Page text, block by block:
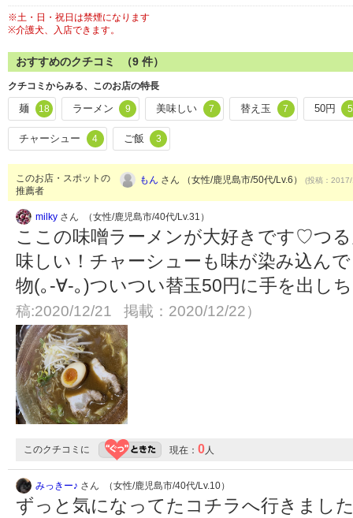
※土・日・祝日は禁煙になります
※介護犬、入店できます。
おすすめのクチコミ （9 件）
クチコミからみる、このお店の特長
麺 18 ラーメン 9 美味しい 7 替え玉 7 50円 5
チャーシュー 4 ご飯 3
このお店・スポットの
推薦者
もん さん （女性/鹿児島市/50代/Lv.6） (投稿：
milky さん （女性/鹿児島市/40代/Lv.31）
ここの味噌ラーメンが大好きです♡つ
味しい！チャーシューも味が染み込ん
物(｡-∀-｡)ついつい替玉50円に手を出し
稿:2020/12/21 掲載：2020/12/22）
このクチコミに 現在： 0人
みっきー♪ さん （女性/鹿児島市/40代/Lv.10）
ずっと気になってたコチラへ行きまし